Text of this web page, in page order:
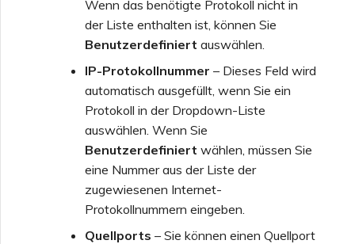
Wenn das benötigte Protokoll nicht in
der Liste enthalten ist, können Sie
Benutzerdefiniert auswählen.
IP-Protokollnummer – Dieses Feld wird
automatisch ausgefüllt, wenn Sie ein
Protokoll in der Dropdown-Liste
auswählen. Wenn Sie
Benutzerdefiniert wählen, müssen Sie
eine Nummer aus der Liste der
zugewiesenen Internet-
Protokollnummern eingeben.
Quellports – Sie können einen Quellport